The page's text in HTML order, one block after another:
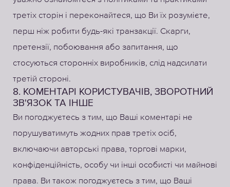
третіх сторін і переконайтеся, що Ви їх розумієте,
перш ніж робити будь-які транзакції. Скарги,
претензії, побоювання або запитання, що
стосуються сторонніх виробників, слід надсилати
третій стороні.
8. КОМЕНТАРІ КОРИСТУВАЧІВ, ЗВОРОТНИЙ
ЗВ'ЯЗОК ТА ІНШЕ
Ви погоджуєтесь з тим, що Ваші коментарі не
порушуватимуть жодних прав третіх осіб,
включаючи авторські права, торгові марки,
конфіденційність, особу чи інші особисті чи майнові
права. Ви також погоджуєтесь з тим, що Ваші